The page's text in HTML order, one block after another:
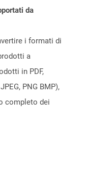
da
i formati di
a
in PDF,
PNG BMP),
completo dei